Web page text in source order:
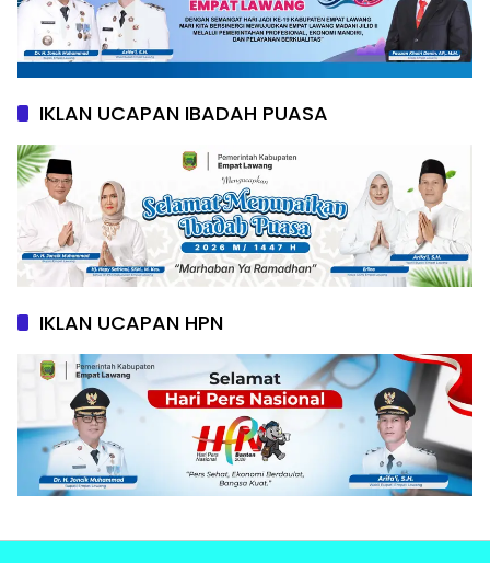
IKLAN UCAPAN IBADAH PUASA
IKLAN UCAPAN HPN